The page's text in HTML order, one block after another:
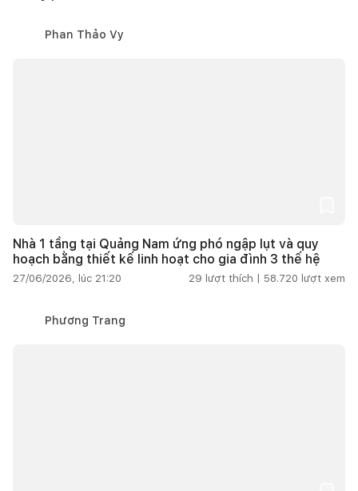
Phan Thảo Vy
Nhà 1 tầng tại Quảng Nam ứng phó ngập lụt và quy
hoạch bằng thiết kế linh hoạt cho gia đình 3 thế hệ
27/06/2026, lúc 21:20 29 lượt thích | 58.720 lượt xem
Phương Trang